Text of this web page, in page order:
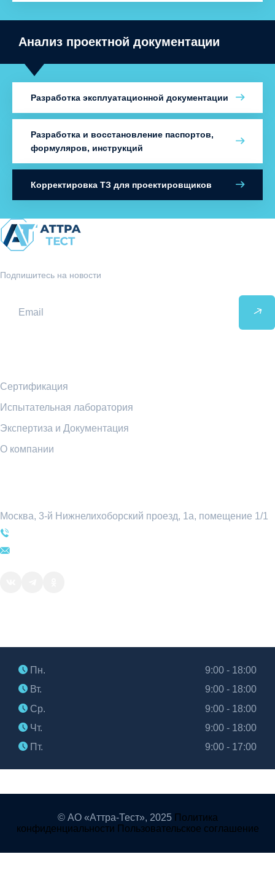
Анализ проектной документации
Разработка эксплуатационной документации
Разработка и восстановление паспортов,
формуляров, инструкций
Корректировка ТЗ для проектировщиков
Подпишитесь на новости
Сертификация
Испытательная лаборатория
Экспертиза и Документация
О компании
Москва, 3-й Нижнелихоборский проезд, 1а, помещение 1/1
Пн.
9:00 - 18:00
Вт.
9:00 - 18:00
Ср.
9:00 - 18:00
Чт.
9:00 - 18:00
Пт.
9:00 - 17:00
© АО «Аттра-Тест», 2025 Политика
конфиденциальности Пользовательское соглашение